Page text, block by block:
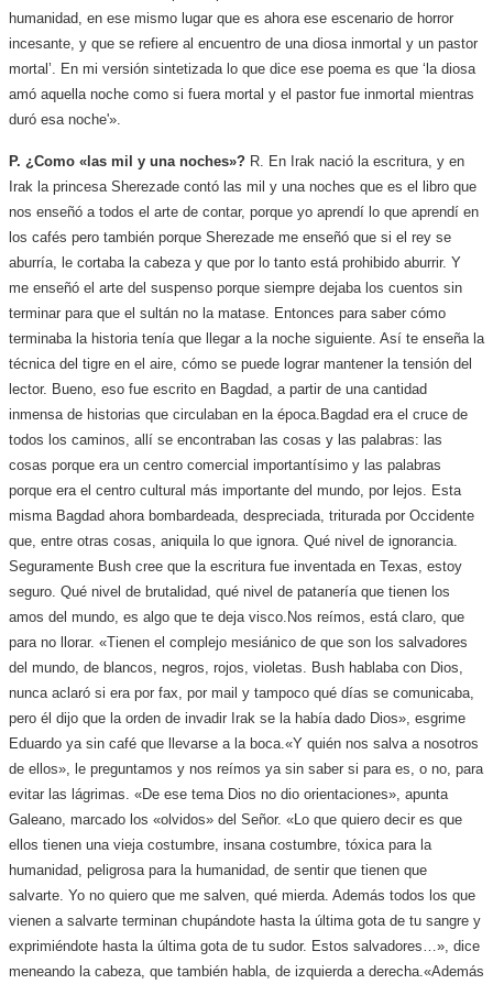
humanidad, en ese mismo lugar que es ahora ese escenario de horror
incesante, y que se refiere al encuentro de una diosa inmortal y un pastor
mortal’. En mi versión sintetizada lo que dice ese poema es que ‘la diosa
amó aquella noche como si fuera mortal y el pastor fue inmortal mientras
duró esa noche'».
P. ¿Como «las mil y una noches»? R. En Irak nació la escritura, y en
Irak la princesa Sherezade contó las mil y una noches que es el libro que
nos enseñó a todos el arte de contar, porque yo aprendí lo que aprendí en
los cafés pero también porque Sherezade me enseñó que si el rey se
aburría, le cortaba la cabeza y que por lo tanto está prohibido aburrir. Y
me enseñó el arte del suspenso porque siempre dejaba los cuentos sin
terminar para que el sultán no la matase. Entonces para saber cómo
terminaba la historia tenía que llegar a la noche siguiente. Así te enseña la
técnica del tigre en el aire, cómo se puede lograr mantener la tensión del
lector. Bueno, eso fue escrito en Bagdad, a partir de una cantidad
inmensa de historias que circulaban en la época. Bagdad era el cruce de
todos los caminos, allí se encontraban las cosas y las palabras: las
cosas porque era un centro comercial importantísimo y las palabras
porque era el centro cultural más importante del mundo, por lejos. Esta
misma Bagdad ahora bombardeada, despreciada, triturada por Occidente
que, entre otras cosas, aniquila lo que ignora. Qué nivel de ignorancia.
Seguramente Bush cree que la escritura fue inventada en Texas, estoy
seguro. Qué nivel de brutalidad, qué nivel de patanería que tienen los
amos del mundo, es algo que te deja visco. Nos reímos, está claro, que
para no llorar. «Tienen el complejo mesiánico de que son los salvadores
del mundo, de blancos, negros, rojos, violetas. Bush hablaba con Dios,
nunca aclaró si era por fax, por mail y tampoco qué días se comunicaba,
pero él dijo que la orden de invadir Irak se la había dado Dios», esgrime
Eduardo ya sin café que llevarse a la boca.«Y quién nos salva a nosotros
de ellos», le preguntamos y nos reímos ya sin saber si para es, o no, para
evitar las lágrimas. «De ese tema Dios no dio orientaciones», apunta
Galeano, marcado los «olvidos» del Señor. «Lo que quiero decir es que
ellos tienen una vieja costumbre, insana costumbre, tóxica para la
humanidad, peligrosa para la humanidad, de sentir que tienen que
salvarte. Yo no quiero que me salven, qué mierda. Además todos los que
vienen a salvarte terminan chupándote hasta la última gota de tu sangre y
exprimiéndote hasta la última gota de tu sudor. Estos salvadores…», dice
meneando la cabeza, que también habla, de izquierda a derecha.«Además